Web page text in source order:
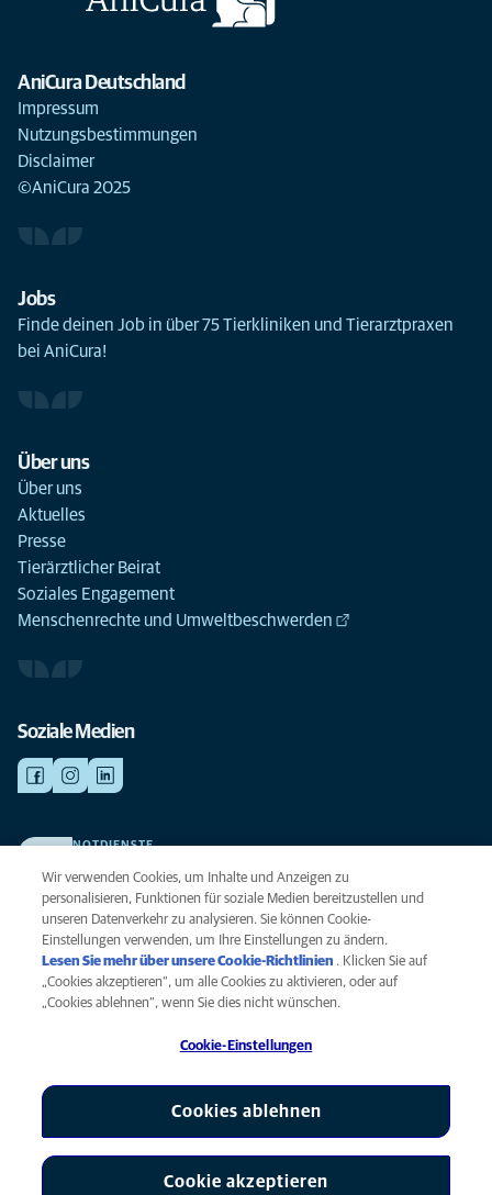
AniCura Deutschland
Impressum
Nutzungsbestimmungen
Disclaimer
©AniCura 2025
Jobs
Finde deinen Job in über 75 Tierkliniken und Tierarztpraxen
bei AniCura!
Über uns
Über uns
Aktuelles
Presse
Tierärztlicher Beirat
Soziales Engagement
Menschenrechte und Umweltbeschwerden
Soziale Medien
NOTDIENSTE
beste Versorgung verdient.
Datenschutz
Legal
Hinweis zu Cookies
AniCura ist eine Tochtergesellschaft von Mars, Inc © 2026
Cookie-Einstellungen
Wir verwenden Cookies, um Inhalte und Anzeigen zu
personalisieren, Funktionen für soziale Medien bereitzustellen und
unseren Datenverkehr zu analysieren. Sie können Cookie-
Einstellungen verwenden, um Ihre Einstellungen zu ändern.
Lesen Sie mehr über unsere Cookie-Richtlinien (opens in a new
tab)
. Klicken Sie auf
„Cookies akzeptieren“, um alle Cookies zu aktivieren, oder auf
„Cookies ablehnen“, wenn Sie dies nicht wünschen.
Cookie-Einstellungen
Cookies ablehnen
Cookie akzeptieren